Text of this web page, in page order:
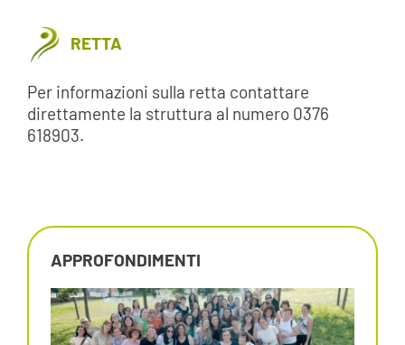
RETTA
Per informazioni sulla retta contattare
direttamente la struttura al numero 0376
618903.
APPROFONDIMENTI